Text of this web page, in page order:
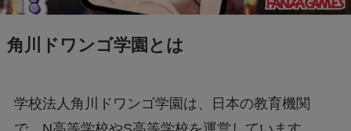
角川ドワンゴ学園とは
学校法人角川ドワンゴ学園は、日本の教育機関